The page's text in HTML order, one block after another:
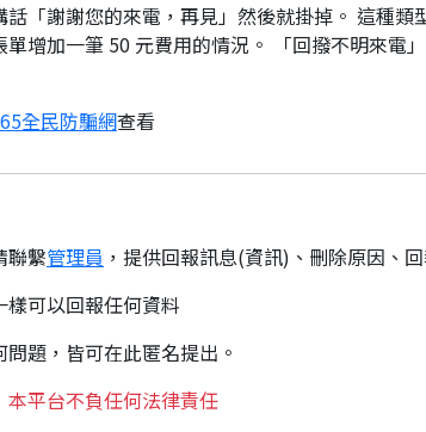
話「謝謝您的來電，再見」然後就掛掉。 這種
增加一筆 50 元費用的情況。 「回撥不明來電
全民防騙網查看
聯繫管理員 ，提供回報訊息(資訊)、刪除原因、
可以回報任何資料
題，皆可在此匿名提出。
平台不負任何法律責任